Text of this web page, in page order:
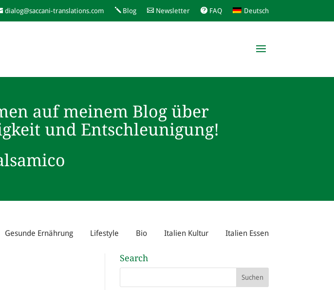
dialog@saccani-translations.com Blog Newsletter FAQ Deutsch
auf meinem Blog über
und Entschleunigung!
Gesunde Ernährung Lifestyle Bio Italien Kultur Italien Essen
Search